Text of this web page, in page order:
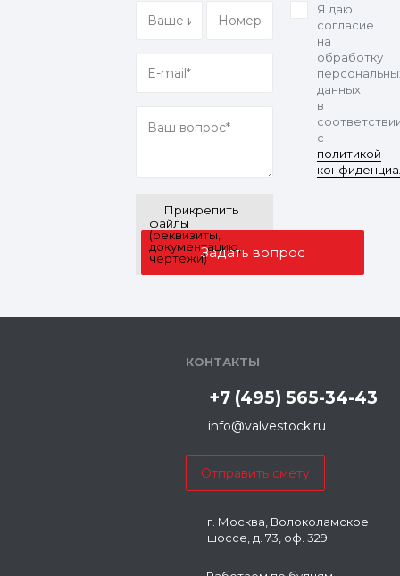
Прикрепить
файлы
(реквизиты,
документацию,
чертежи)
Я даю
согласие
на
обработку
данных
в
с
политикой
КОНТАКТЫ
+7 (495) 565-34-43
info@valvestock.ru
г. Москва, Волоколамское
шоссе, д. 73, оф. 329